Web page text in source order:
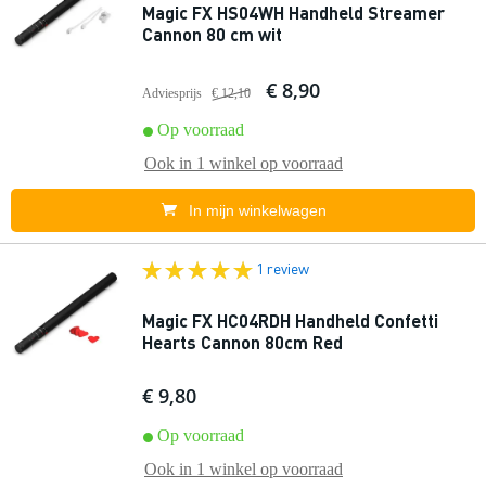
Magic FX HS04WH Handheld Streamer
Cannon 80 cm wit
Adviesprijs € 12,10 € 8,90
Op voorraad
Ook in 1 winkel op voorraad
In mijn winkelwagen
1 review
Magic FX HC04RDH Handheld Confetti
Hearts Cannon 80cm Red
€ 9,80
Op voorraad
Ook in 1 winkel op voorraad